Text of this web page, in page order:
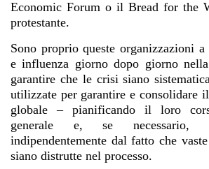
Economic Forum o il Bread for the
protestante.
Sono proprio queste organizzazioni a
e influenza giorno dopo giorno
garantire che le crisi siano
utilizzate per garantire e consolidare
globale – pianificando il loro
generale e, se necessario,
indipendentemente dal fatto che
siano distrutte nel processo.